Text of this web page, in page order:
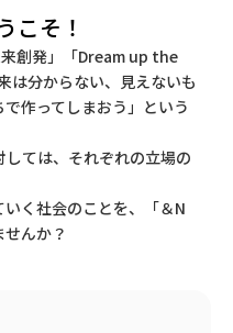
こそ！
創発」「Dream up the
分からない、見えないも
作ってしまおう」という
ては、それぞれの立場の
く社会のことを、「＆N
んか？